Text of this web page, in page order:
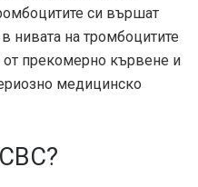
си вършат
нивата на тромбоцитите
от прекомерно кървене и
медицинско